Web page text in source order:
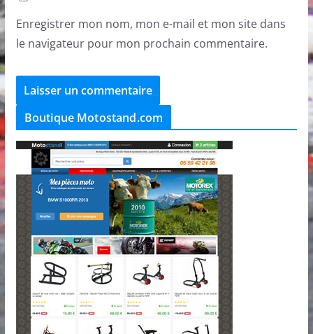
Enregistrer mon nom, mon e-mail et mon site dans
le navigateur pour mon prochain commentaire.
Boutique Motostand.com